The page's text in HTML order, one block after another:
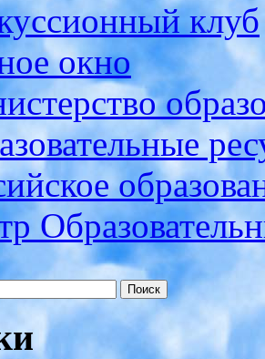
клуб
окно